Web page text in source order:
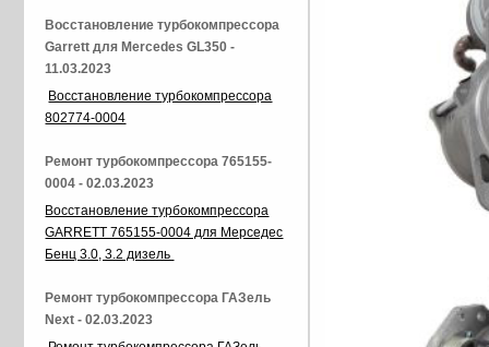
Восстановление турбокомпрессора
Garrett для Mercedes GL350 -
11.03.2023
Восстановление турбокомпрессора
802774-0004
Ремонт турбокомпрессора 765155-
0004 - 02.03.2023
Восстановление турбокомпрессора
GARRETT 765155-0004 для Мерседес
Бенц 3.0, 3.2 дизель
Ремонт турбокомпрессора ГАЗель
Next - 02.03.2023